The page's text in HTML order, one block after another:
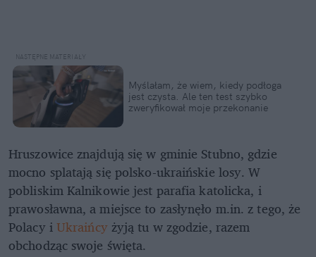
Myślałam, że wiem, kiedy podłoga
jest czysta. Ale ten test szybko
zweryfikował moje przekonanie
Hruszowice znajdują się w gminie Stubno, gdzie
mocno splatają się polsko-ukraińskie losy. W
pobliskim Kalnikowie jest parafia katolicka, i
prawosławna, a miejsce to zasłynęło m.in. z tego, że
Polacy iUkraińcy żyją tu w zgodzie, razem
obchodząc swoje święta.